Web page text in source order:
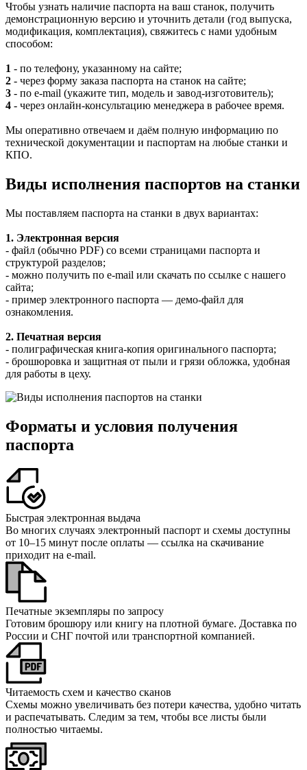
Чтобы узнать наличие паспорта на ваш станок, получить
демонстрационную версию и уточнить детали (год выпуска,
модификация, комплектация), свяжитесь с нами удобным
способом:
1 - по телефону, указанному на сайте;
2 - через форму заказа паспорта на станок на сайте;
3 - по e‑mail (укажите тип, модель и завод‑изготовитель);
4 - через онлайн‑консультацию менеджера в рабочее время.
Мы оперативно отвечаем и даём полную информацию по
технической документации и паспортам на любые станки и
КПО.
Виды исполнения паспортов на станки
Мы поставляем паспорта на станки в двух вариантах:
1. Электронная версия
- файл (обычно PDF) со всеми страницами паспорта и
структурой разделов;
- можно получить по e‑mail или скачать по ссылке с нашего
сайта;
- пример электронного паспорта — демо‑файл для
ознакомления.
2. Печатная версия
- полиграфическая книга‑копия оригинального паспорта;
- брошюровка и защитная от пыли и грязи обложка, удобная
для работы в цеху.
Форматы и условия получения
паспорта
Быстрая электронная выдача
Во многих случаях электронный паспорт и схемы доступны
от 10–15 минут после оплаты — ссылка на скачивание
приходит на e‑mail.
Печатные экземпляры по запросу
Готовим брошюру или книгу на плотной бумаге. Доставка по
России и СНГ почтой или транспортной компанией.
Читаемость схем и качество сканов
Схемы можно увеличивать без потери качества, удобно читать
и распечатывать. Следим за тем, чтобы все листы были
полностью читаемы.